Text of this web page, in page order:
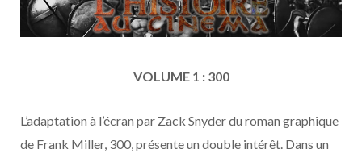
VOLUME 1 : 300
L’adaptation à l’écran par Zack Snyder du roman graphique
de Frank Miller, 300, présente un double intérêt. Dans un